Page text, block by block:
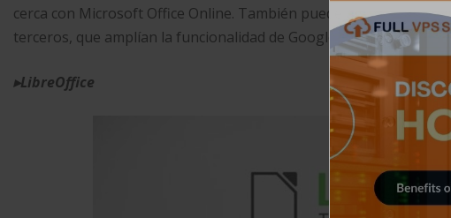
cerca con Microsoft Office Online. También puede agregar una
terceros, que amplían la funcionalidad de Google Docs.
▸LibreOffice